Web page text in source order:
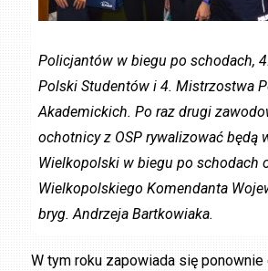
Policjantów w biegu po schodach,
Polski Studentów i 4. Mistrzostwa
Akademickich. Po raz drugi
ochotnicy z OSP rywalizować będą
Wielkopolski w biegu po schodach
Wielkopolskiego Komendanta
bryg. Andrzeja Bartkowiaka.
W tym roku zapowiada się ponownie